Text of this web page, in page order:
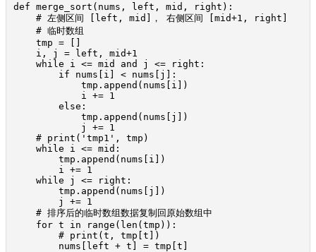
def merge_sort(nums, left, mid, right):
    # 左侧区间 [left, mid]， 右侧区间 [mid+1, right]
    # 临时数组
    tmp = []
    i, j = left, mid+1
    while i <= mid and j <= right:
        if nums[i] < nums[j]:
            tmp.append(nums[i])
            i += 1
        else:
            tmp.append(nums[j])
            j += 1
    # print('tmp1', tmp)
    while i <= mid:
        tmp.append(nums[i])
        i += 1
    while j <= right:
        tmp.append(nums[j])
        j += 1
    # 排序后的临时数组数据复制回原始数组中
    for t in range(len(tmp)):
        # print(t, tmp[t])
        nums[left + t] = tmp[t]